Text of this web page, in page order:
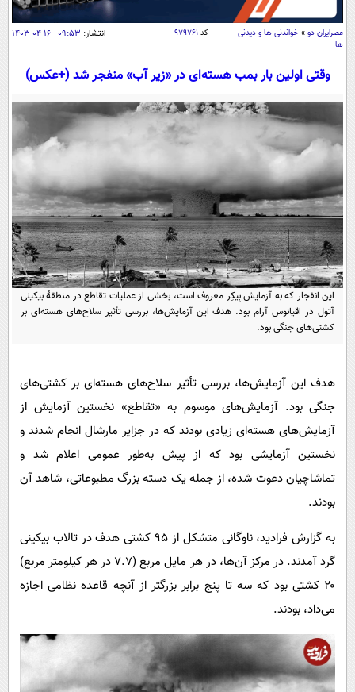
اقتصاد
اجتماعی
حوادث
سلامت
یک برش دانایی
محیط زیست
سفر و تفریح
ورزشی
بین الملل
سیاست خارجی
فرهنگ و هنر
علم و دانش
فناوری و It
علمی
اخبار کریپتو
قرآن
گوناگون
سرگرمی
باشگاه مغز
مجله تصویری سلاح
فیلم
اقتصاد
ورزش
فناوری
حوادث
محیط زیست
فرهنگی
بین الملل
سیاست خارجی
عصر ایران 2
خواندنی ها و دیدنی ها
روانشناسی
دانلود
آموزش زبان
عصرايران دو » خواندنی ها و دیدنی
ها
کد ۹۷۹۷۶۱ انتشار: ۰۹:۵۳ - ۱۶-۰۴-۱۴۰۳
وقتی اولین بار بمب هسته‌ای در «زیر آب» منفجر شد (+عکس)
این انفجار که به آزمایش بِیکِر معروف است، بخشی از عملیات تقاطع در منطقۀ بیکینی
آتول در اقیانوس آرام بود. هدف این آزمایش‌ها، بررسی تأثیر سلاح‌های هسته‌ای بر
کشتی‌های جنگی بود.
هدف این آزمایش‌ها، بررسی تأثیر سلاح‌های هسته‌ای بر کشتی‌های
جنگی بود. آزمایش‌های موسوم به «تقاطع» نخستین آزمایش از
آزمایش‌های هسته‌ای زیادی بودند که در جزایر مارشال انجام شدند و
نخستین آزمایشی بود که از پیش به‌طور عمومی اعلام شد و
تماشاچیان دعوت شده، از جمله یک دسته بزرگ مطبوعاتی، شاهد آن
بودند.
به گزارش فرادید، ناوگانی متشکل از ۹۵ کشتی هدف در تالاب بیکینی
گرد آمدند. در مرکز آن‌ها، در هر مایل مربع (۷.۷ در هر کیلومتر مربع)
۲۰ کشتی بود که سه تا پنج برابر بزرگتر از آنچه قاعده نظامی اجازه
می‌داد، بودند.